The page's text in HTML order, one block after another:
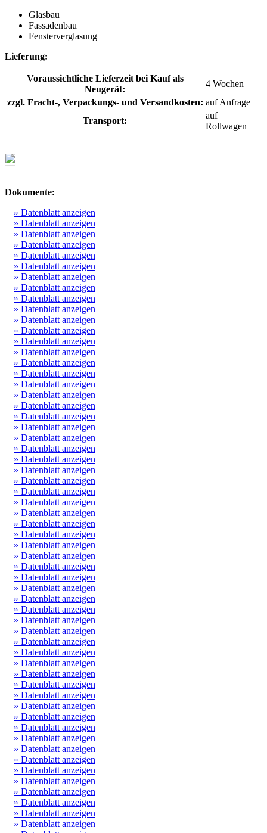
Glasbau
Fassadenbau
Fensterverglasung
Lieferung:
Voraussichtliche Lieferzeit bei Kauf als
Neugerät:
4 Wochen
zzgl. Fracht-, Verpackungs- und Versandkosten: auf Anfrage
Transport:
auf
Rollwagen
Dokumente:
» Datenblatt anzeigen
» Datenblatt anzeigen
» Datenblatt anzeigen
» Datenblatt anzeigen
» Datenblatt anzeigen
» Datenblatt anzeigen
» Datenblatt anzeigen
» Datenblatt anzeigen
» Datenblatt anzeigen
» Datenblatt anzeigen
» Datenblatt anzeigen
» Datenblatt anzeigen
» Datenblatt anzeigen
» Datenblatt anzeigen
» Datenblatt anzeigen
» Datenblatt anzeigen
» Datenblatt anzeigen
» Datenblatt anzeigen
» Datenblatt anzeigen
» Datenblatt anzeigen
» Datenblatt anzeigen
» Datenblatt anzeigen
» Datenblatt anzeigen
» Datenblatt anzeigen
» Datenblatt anzeigen
» Datenblatt anzeigen
» Datenblatt anzeigen
» Datenblatt anzeigen
» Datenblatt anzeigen
» Datenblatt anzeigen
» Datenblatt anzeigen
» Datenblatt anzeigen
» Datenblatt anzeigen
» Datenblatt anzeigen
» Datenblatt anzeigen
» Datenblatt anzeigen
» Datenblatt anzeigen
» Datenblatt anzeigen
» Datenblatt anzeigen
» Datenblatt anzeigen
» Datenblatt anzeigen
» Datenblatt anzeigen
» Datenblatt anzeigen
» Datenblatt anzeigen
» Datenblatt anzeigen
» Datenblatt anzeigen
» Datenblatt anzeigen
» Datenblatt anzeigen
» Datenblatt anzeigen
» Datenblatt anzeigen
» Datenblatt anzeigen
» Datenblatt anzeigen
» Datenblatt anzeigen
» Datenblatt anzeigen
» Datenblatt anzeigen
» Datenblatt anzeigen
» Datenblatt anzeigen
» Datenblatt anzeigen